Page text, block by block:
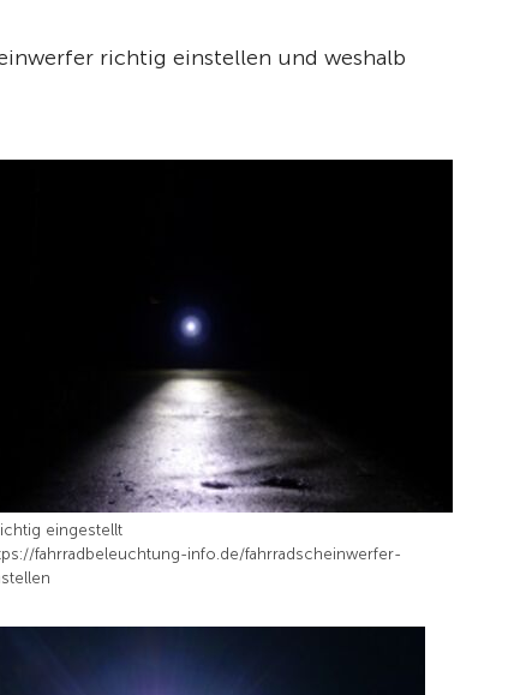
richtig einstellen und weshalb
eingestellt
fahrradbeleuchtung-info.de/fahrradscheinwerfer-